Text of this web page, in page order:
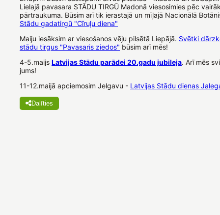
Lielajā pavasara STĀDU TIRGŪ Madonā viesosimies pēc
pārtraukuma. Būsim arī tik ierastajā un mīļajā Nacionālā
Stādu gadatirgū "Cīruļu diena"
Maiju iesāksim ar viesošanos vēju pilsētā Liepājā. Svētki
stādu tirgus "Pavasaris ziedos" būsim arī mēs!
4-5.maijs Latvijas Stādu parādei 20.gadu jubileja. Arī mēs
jums!
11-12.maijā apciemosim Jelgavu - Latvijas Stādu dienas
Dalīties